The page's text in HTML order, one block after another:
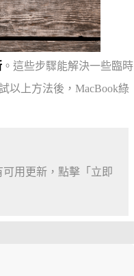
。這些步驟能解決一些臨時
以上方法後，MacBook綠
用更新，點擊「立即